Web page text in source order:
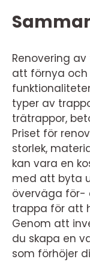
Renovering
att förnya
typer av
trätrappor,
Priset för
storlek,
kan vara en
med att byta
överväga för-
trappa för att
Genom att
du skapa en
som förhöjer